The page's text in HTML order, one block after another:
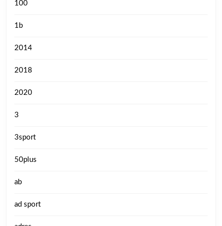
100
1b
2014
2018
2020
3
3sport
50plus
ab
ad sport